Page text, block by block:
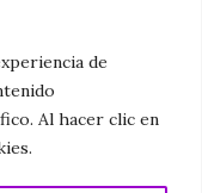
de
Al hacer clic en
123